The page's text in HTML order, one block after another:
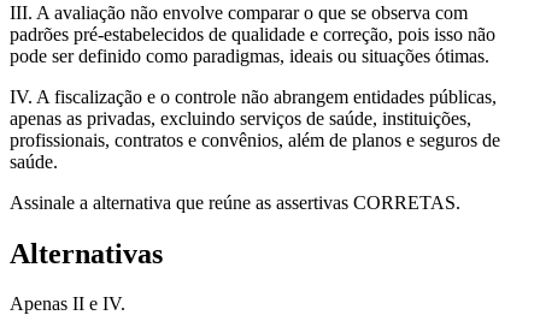
III. A avaliação não envolve comparar o que se observa com
padrões pré-estabelecidos de qualidade e correção, pois isso não
pode ser definido como paradigmas, ideais ou situações ótimas.
IV. A fiscalização e o controle não abrangem entidades públicas,
apenas as privadas, excluindo serviços de saúde, instituições,
profissionais, contratos e convênios, além de planos e seguros de
saúde.
Assinale a alternativa que reúne as assertivas CORRETAS.
Alternativas
Apenas II e IV.